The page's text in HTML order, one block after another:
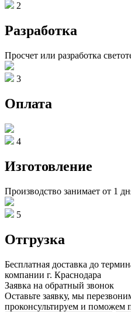
2
Разработка
Просчет или разработка
3
Оплата
4
Изготовление
Производство занимает от 1
5
Отгрузка
Бесплатная доставка до
компании г. Краснодара
Заявка на обратный звонок
Оставьте заявку, мы
проконсультируем и поможем